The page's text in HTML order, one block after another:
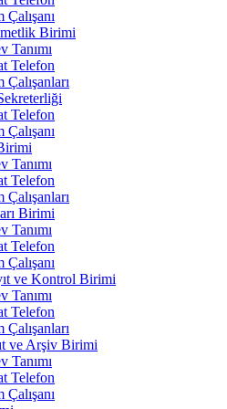
Birimi
Tanımı
Telefon
Çalışanları
Telefon
Tanımı
Telefon
Çalışanları
Birimi
Tanımı
Telefon
ve Kontrol Birimi
Tanımı
Telefon
Çalışanları
ve Arşiv Birimi
Tanımı
Telefon